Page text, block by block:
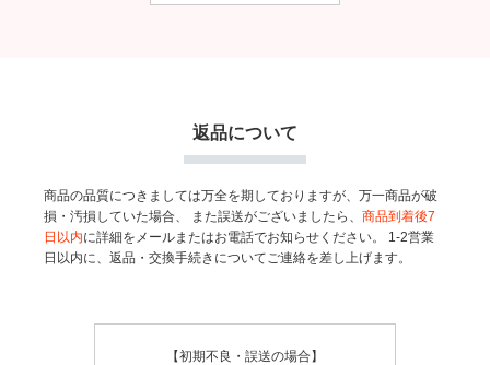
返品について
商品の品質につきましては万全を期しておりますが、万一商品が破
損・汚損していた場合、
また誤送がございましたら、商品到着後7
日以内に詳細をメールまたはお電話でお知らせください。
1-2営業
日以内に、返品・交換手続きについてご連絡を差し上げます。
【初期不良・誤送の場合】